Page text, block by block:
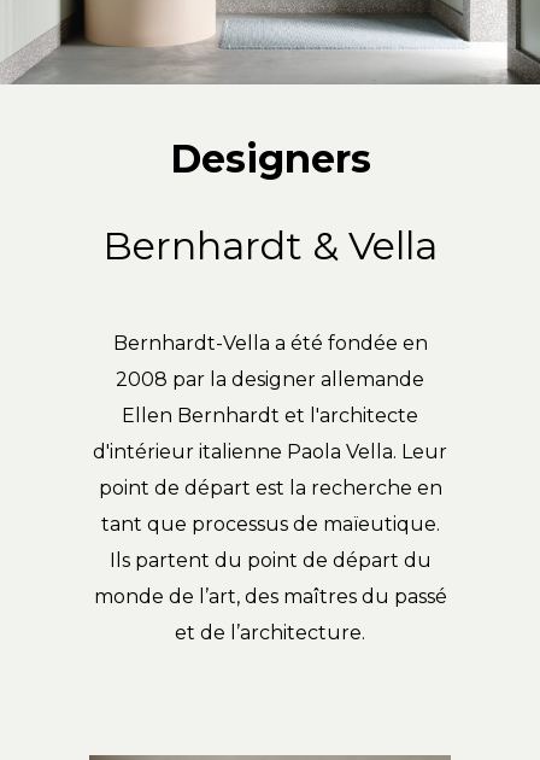
Designers
Bernhardt & Vella
Bernhardt-Vella a été fondée en
2008 par la designer allemande
Ellen Bernhardt et l'architecte
d'intérieur italienne Paola Vella. Leur
point de départ est la recherche en
tant que processus de maïeutique.
Ils partent du point de départ du
monde de l’art, des maîtres du passé
et de l’architecture.